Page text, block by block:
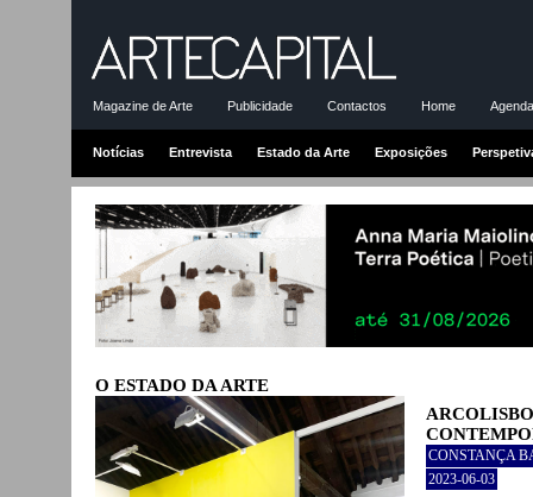
Magazine de Arte Publicidade Contactos Home
Notícias Entrevista Estado da Arte Exposições
O ESTADO DA ARTE
CONSTANÇA
2023-06-03